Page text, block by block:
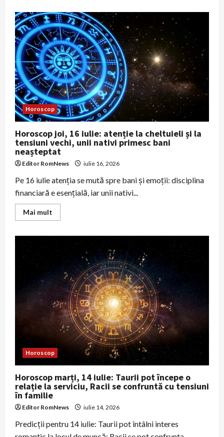
duminică,
19
iulie:
Leii
primesc
o
veste
bună,
Fecioarele
găsesc
soluția
la
o
problemă
Horoscop
Horoscop joi, 16 iulie: atenție la cheltuieli și la
tensiuni vechi, unii nativi primesc bani
neașteptat
Editor RomNews iulie 16, 2026
Pe 16 iulie atenţia se mută spre bani şi emoţii: disciplina
financiară e esenţială, iar unii nativi...
Mai mult
more
joi,
iulie:
atenție
cheltuieli
și
tensiuni
vechi,
unii
nativi
primesc
bani
neașteptat
Horoscop
Horoscop marți, 14 iulie: Taurii pot începe o
relație la serviciu, Racii se confruntă cu tensiuni
în familie
Editor RomNews iulie 14, 2026
Predicții pentru 14 iulie: Taurii pot întâlni interes